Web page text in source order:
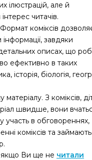
ілюстрацій, але й
читачів.
коміксів
завдяки
описах, що
ефективно в таких
біологія,
З коміксів,
швидше, вони
в обговореннях,
коміксів та
якщо Ви ще не читали